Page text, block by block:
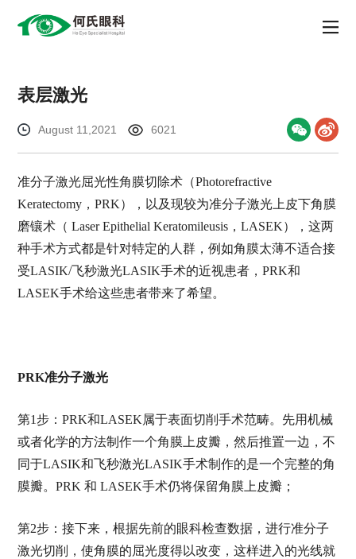
表层激光
August 11,2021 6021
准分子激光屈光性角膜切除术（Photorefractive
Keratectomy，PRK），以及现较为准分子激光上皮下角膜
磨镶术（ Laser Epithelial Keratomileusis，LASEK），这两
种手术方式都是针对特定的人群，例如角膜太薄不适合接
受LASIK/飞秒激光LASIK手术的近视患者，PRK和
LASEK手术给这些患者带来了希望。
PRK准分子激光
第1步：PRK和LASEK属于表面切削手术范畴。先用机械
或者化学的方法制作一个角膜上皮瓣，然后推置一边，不
同于LASIK和飞秒激光LASIK手术制作的是一个完整的角
膜瓣。PRK 和 LASEK手术仍将保留角膜上皮瓣 ；
第2步：接下来，根据先前的眼科检查数据，进行准分子
激光切削，使角膜的屈光度得以改变，这样进入的光线就